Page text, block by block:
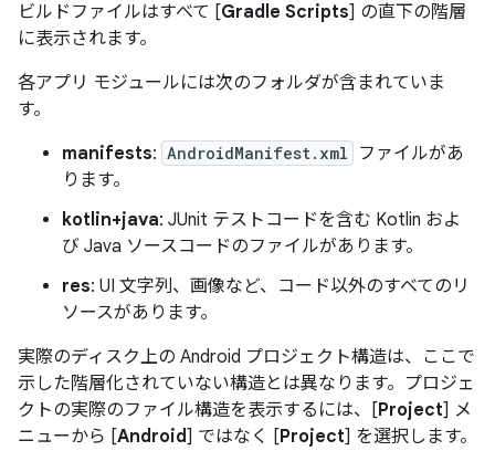
ビルドファイルはすべて [Gradle Scripts] の直下の階層
に表示されます。
各アプリ モジュールには次のフォルダが含まれていま
す。
manifests: AndroidManifest.xml
ファイルがあ
ります。
kotlin+java: JUnit テストコードを含む Kotlin およ
び Java ソースコードのファイルがあります。
res: UI 文字列、画像など、コード以外のすべてのリ
ソースがあります。
実際のディスク上の Android プロジェクト構造は、ここで
示した階層化されていない構造とは異なります。プロジェ
クトの実際のファイル構造を表示するには、[Project] メ
ニューから [Android] ではなく [Project] を選択します。